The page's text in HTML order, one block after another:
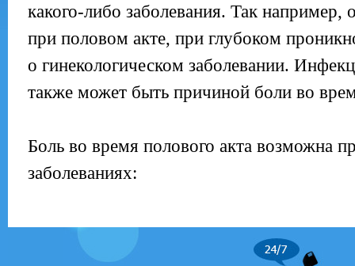
какого-либо заболевания. Так например,
при половом акте, при глубоком
о гинекологическом заболевании.
также может быть причиной боли во
Боль во время полового акта возможна
заболеваниях: